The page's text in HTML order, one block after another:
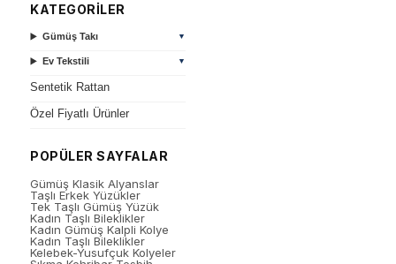
KATEGORİLER
Gümüş Takı ▼
Ev Tekstili ▼
Sentetik Rattan
Özel Fiyatlı Ürünler
POPÜLER SAYFALAR
Gümüş Klasik Alyanslar
Taşlı Erkek Yüzükler
Tek Taşlı Gümüş Yüzük
Kadın Taşlı Bileklikler
Kadın Gümüş Kalpli Kolye
Kadın Taşlı Bileklikler
Kelebek-Yusufçuk Kolyeler